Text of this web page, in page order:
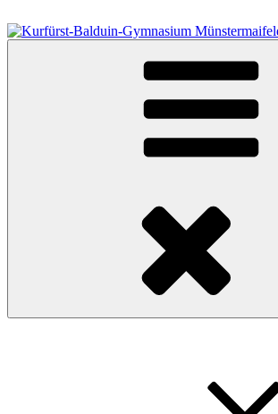
Inhalt
springen
Kurfürst-Balduin-Gymnasium Münstermaifeld